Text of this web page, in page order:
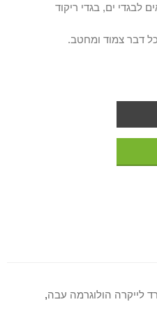
לבגדי ים, בגדי ריקוד
דבר צמוד ומחטב.
לייקרה הולוגרמה עבה,